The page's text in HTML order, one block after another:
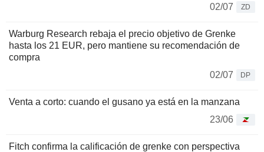
02/07
ZD
Warburg Research rebaja el precio objetivo de Grenke
hasta los 21 EUR, pero mantiene su recomendación de
compra
02/07
DP
Venta a corto: cuando el gusano ya está en la manzana
23/06
Fitch confirma la calificación de grenke con perspectiva